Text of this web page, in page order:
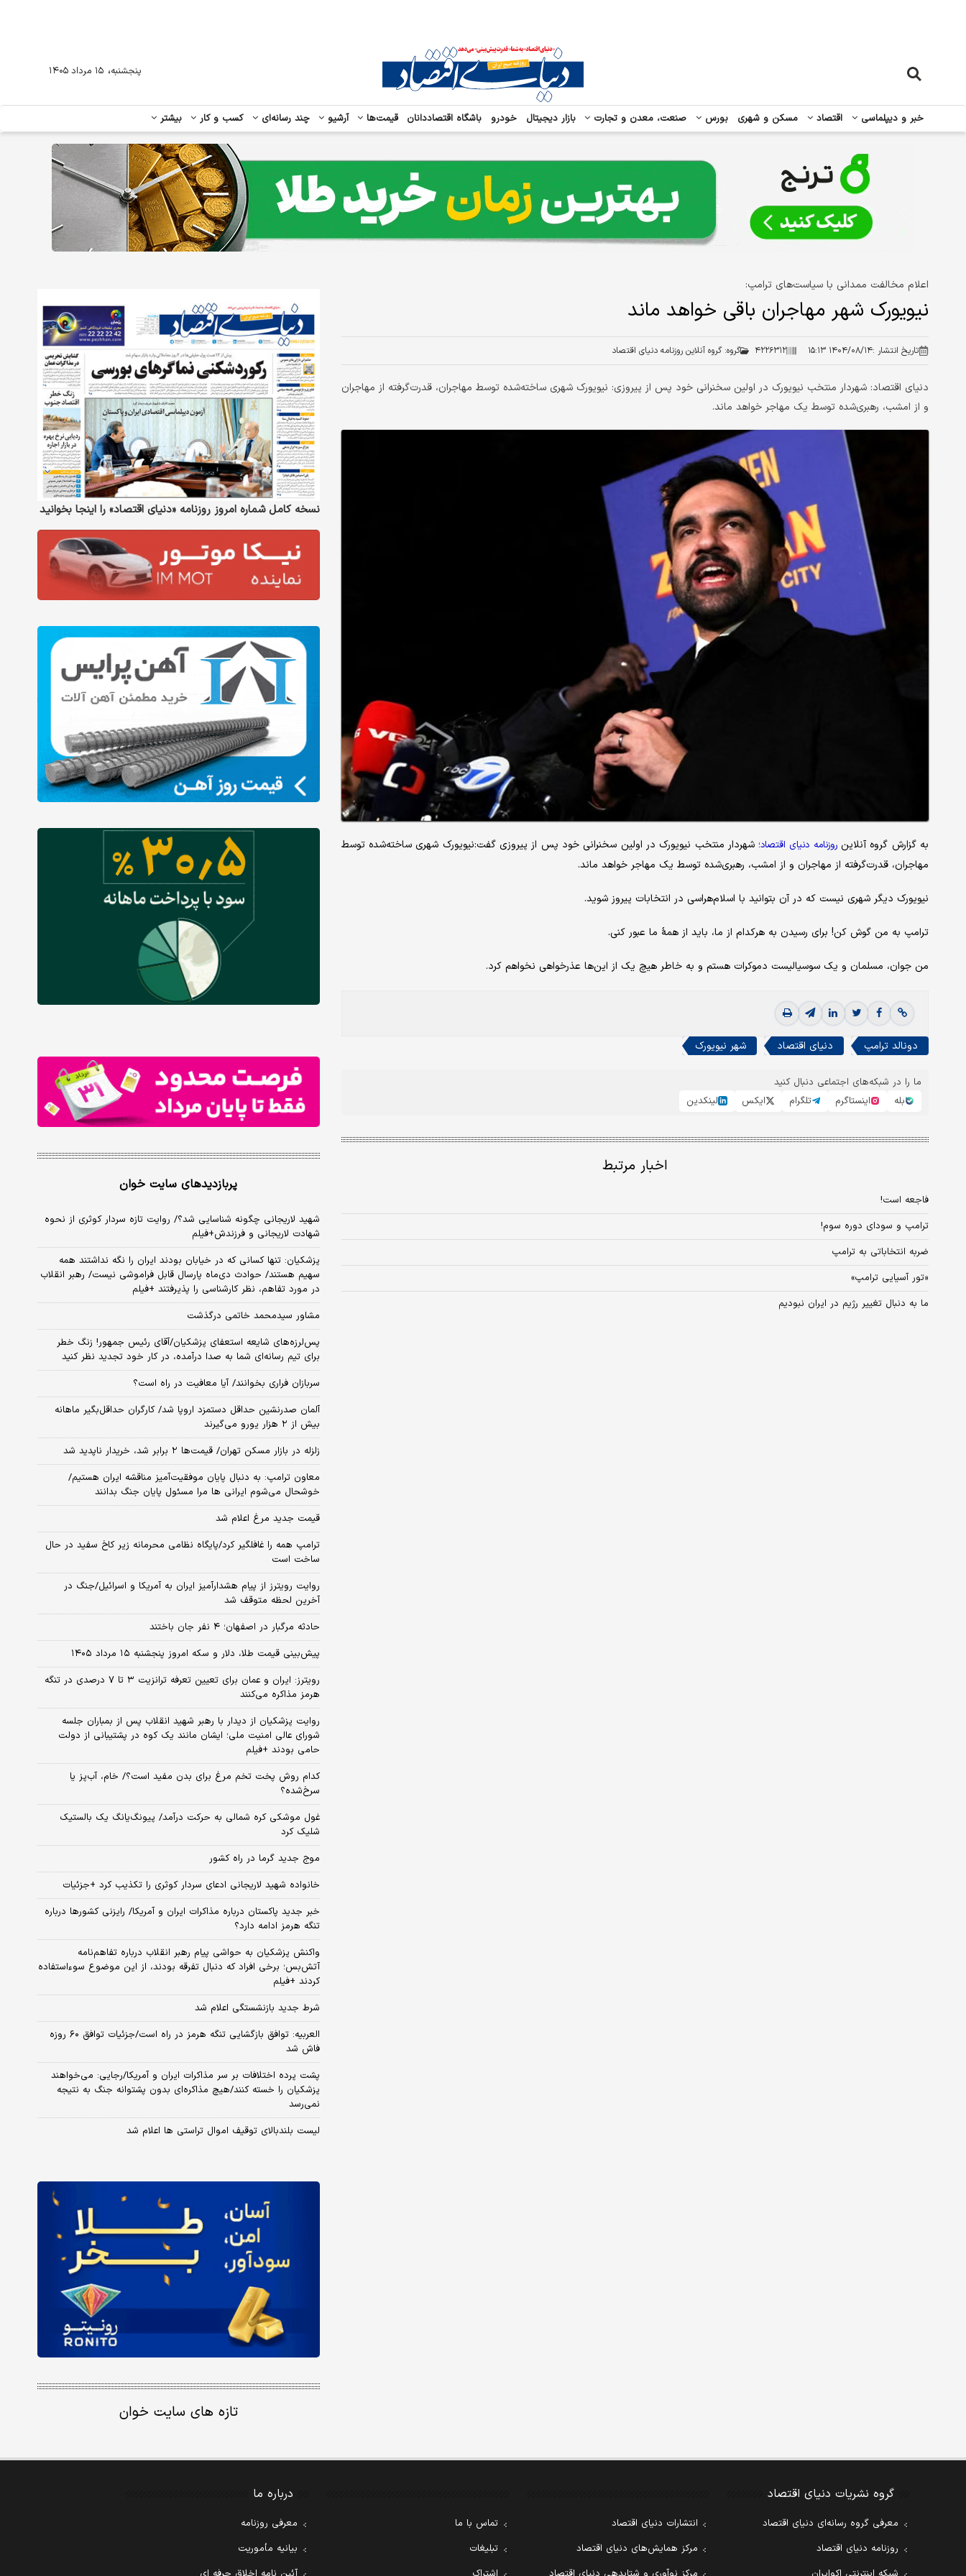
خبر و دیپلماسی اقتصاد مسکن و شهری بورس صنعت، معدن و تجارت بازار دیجیتال خودرو باشگاه اقتصاددانان قیمت‌ها آرشیو چند رسانه‌ای کسب و کار بیشتر
پنجشنبه، ۱۵ مرداد ۱۴۰۵
اعلام مخالفت ممدانی با سیاست‌های ترامپ:
نیویورک شهر مهاجران باقی خواهد ماند
تاریخ انتشار :۱۴۰۴/۰۸/۱۴ ۱۵:۱۳ ۴۲۲۶۳۱۲ گروه: گروه آنلاین روزنامه دنیای اقتصاد
دنیای اقتصاد: شهردار منتخب نیویورک در اولین سخنرانی خود پس از پیروزی: نیویورک شهری ساخته‌شده توسط مهاجران، قدرت‌گرفته از مهاجران
و از امشب، رهبری‌شده توسط یک مهاجر خواهد ماند.
به گزارش گروه آنلاینروزنامه دنیای اقتصاد؛ شهردار منتخب نیویورک در اولین سخنرانی خود پس از پیروزی گفت:نیویورک شهری ساخته‌شده توسط
مهاجران، قدرت‌گرفته از مهاجران و از امشب، رهبری‌شده توسط یک مهاجر خواهد ماند.
نیویورک دیگر شهری نیست که در آن بتوانید با اسلام‌هراسی در انتخابات پیروز شوید.
ترامپ به من گوش کن! برای رسیدن به هرکدام از ما، باید از همهٔ ما عبور کنی.
من جوان، مسلمان و یک سوسیالیست دموکرات هستم و به خاطر هیچ یک از این‌ها عذرخواهی نخواهم کرد.
دونالد ترامپ دنیای اقتصاد شهر نیویورک
ما را در شبکه‌های اجتماعی دنبال کنید
بله
اینستاگرم تلگرام ایکس لینکدین
اخبار مرتبط
فاجعه است!
ترامپ و سودای دوره سوم!
ضربه انتخاباتی به ترامپ
«تور آسیایی ترامپ»
ما به دنبال تغییر رژیم در ایران نبودیم
نسخه کامل شماره امروز روزنامه «دنیای‌ اقتصاد» را اینجا بخوانید
پربازدیدهای سایت خوان
شهید لاریجانی چگونه شناسایی شد؟/ روایت تازه سردار کوثری از نحوه
شهادت لاریجانی و فرزندش+فیلم
پزشکیان: تنها کسانی که در خیابان بودند ایران را نگه نداشتند همه
سهیم هستند/ حوادث دی‌ماه پارسال قابل فراموشی نیست/ رهبر انقلاب
در مورد تفاهم، نظر کارشناسی را پذیرفتند +فیلم
مشاور سیدمحمد خاتمی درگذشت
پس‌لرزه‌های شایعه استعفای پزشکیان/آقای رئیس جمهور! زنگ خطر
برای تیم رسانه‌ای شما به صدا درآمده، در کار خود تجدید نظر کنید
سربازان فراری بخوانند/ آیا معافیت در راه است؟
آلمان صدرنشین حداقل دستمزد اروپا شد/ کارگران حداقل‌بگیر ماهانه
بیش از ۲ هزار یورو می‌گیرند
زلزله در بازار مسکن تهران/ قیمت‌ها ۲ برابر شد، خریدار ناپدید شد
معاون ترامپ: به دنبال پایان موفقیت‌آمیز مناقشه ایران هستیم/
خوشحال می‌شوم ایرانی ها مرا مسئول پایان جنگ بدانند
قیمت جدید مرغ اعلام شد
ترامپ همه را غافلگیر کرد/پایگاه نظامی محرمانه زیر کاخ سفید در حال
ساخت است
روایت رویترز از پیام هشدارآمیز ایران به آمریکا و اسرائیل/جنگ در
آخرین لحظه متوقف شد
حادثه مرگبار در اصفهان؛ ۴ نفر جان باختند
پیش‌بینی قیمت طلا، دلار و سکه امروز پنجشنبه ۱۵ مرداد ۱۴۰۵
رویترز: ایران و عمان برای تعیین تعرفه ترانزیت ۳ تا ۷ درصدی در تنگه
هرمز مذاکره می‌کنند
روایت پزشکیان از دیدار با رهبر شهید انقلاب پس از بمباران جلسه
شورای عالی امنیت ملی؛ ایشان مانند یک کوه در پشتیبانی از دولت
حامی بودند +فیلم
کدام روش پخت تخم مرغ برای بدن مفید است؟/ خام، آب‌پز یا
سرخ‌شده؟
غول موشکی کره شمالی به حرکت درآمد/ پیونگ‌یانگ یک بالستیک
شلیک کرد
موج جدید گرما در راه کشور
خانواده شهید لاریجانی ادعای سردار کوثری را تکذیب کرد +جزئیات
خبر جدید پاکستان درباره مذاکرات ایران و آمریکا/ رایزنی کشورها درباره
تنگه هرمز ادامه دارد؟
واکنش پزشکیان به حواشی پیام رهبر انقلاب درباره تفاهم‌نامه
آتش‌بس؛ برخی افراد که دنبال تفرقه بودند، از این موضوع سوءاستفاده
کردند +فیلم
شرط جدید بازنشستگی اعلام شد
العربیه: توافق بازگشایی تنگه هرمز در راه است/جزئیات توافق ۶۰ روزه
فاش شد
پشت پرده اختلافات بر سر مذاکرات ایران و آمریکا/رجایی: می‌خواهند
پزشکیان را خسته کنند/هیچ مذاکره‌ای بدون پشتوانه جنگ به نتیجه
نمی‌رسد
لیست بلندبالای توقیف اموال تراستی ها اعلام شد
تازه های سایت خوان
گروه نشریات دنیای اقتصاد
معرفی گروه رسانه‌ای دنیای اقتصاد
روزنامه دنیای اقتصاد
انتشارات دنیای اقتصاد
مرکز همایش‌های دنیای اقتصاد
تماس با ما
تبلیغات
درباره ما
معرفی روزنامه
بیانیه مأموریت